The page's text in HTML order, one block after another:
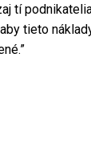
tí
tieto